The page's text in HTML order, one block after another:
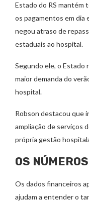
Estado do RS mantém
os pagamentos em dia
negou atraso de
estaduais ao hospital.
Segundo ele, o Estado
maior demanda do
hospital.
Robson destacou que
ampliação de serviços
própria gestão
OS
Os dados financeiros
ajudam a entender o